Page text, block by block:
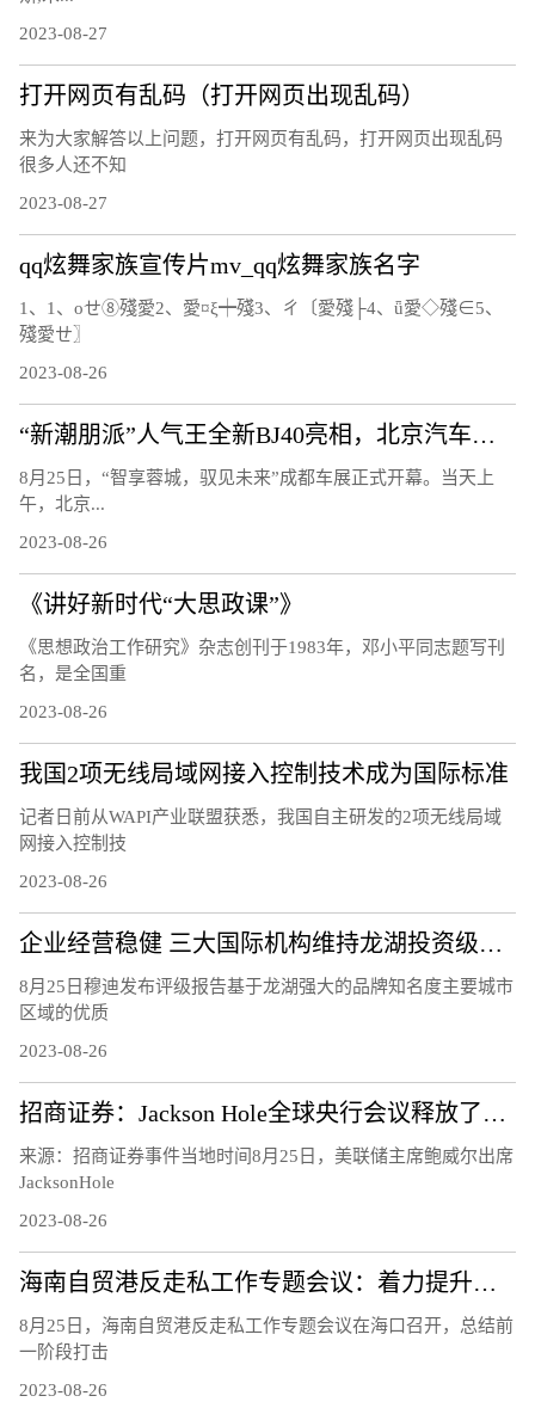
2023-08-27
打开网页有乱码（打开网页出现乱码）
来为大家解答以上问题，打开网页有乱码，打开网页出现乱码
很多人还不知
2023-08-27
qq炫舞家族宣传片mv_qq炫舞家族名字
1、1、οせ⑧殘愛2、愛¤ξ┿殘3、ㄔ〔愛殘├4、ǖ愛◇殘∈5、
殘愛ㄝ〗
2023-08-26
“新潮朋派”人气王全新BJ40亮相，北京汽车开启全面焕新的第二篇章
8月25日，“智享蓉城，驭见未来”成都车展正式开幕。当天上
午，北京...
2023-08-26
《讲好新时代“大思政课”》
《思想政治工作研究》杂志创刊于1983年，邓小平同志题写刊
名，是全国重
2023-08-26
我国2项无线局域网接入控制技术成为国际标准
记者日前从WAPI产业联盟获悉，我国自主研发的2项无线局域
网接入控制技
2023-08-26
企业经营稳健 三大国际机构维持龙湖投资级评级
8月25日穆迪发布评级报告基于龙湖强大的品牌知名度主要城市
区域的优质
2023-08-26
招商证券：Jackson Hole全球央行会议释放了怎样的信号？
来源：招商证券事件当地时间8月25日，美联储主席鲍威尔出席
JacksonHole
2023-08-26
海南自贸港反走私工作专题会议：着力提升风险识别能力 下好风险防控的“先手棋”
8月25日，海南自贸港反走私工作专题会议在海口召开，总结前
一阶段打击
2023-08-26